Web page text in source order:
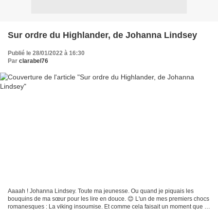
Sur ordre du Highlander, de Johanna Lindsey
Publié le 28/01/2022 à 16:30
Par clarabel76
Aaaah ! Johanna Lindsey. Toute ma jeunesse. Ou quand je piquais les
bouquins de ma sœur pour les lire en douce. 😊 L'un de mes premiers chocs
romanesques : La viking insoumise. Et comme cela faisait un moment que je